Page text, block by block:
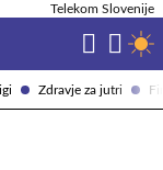
Zdravje za jutri
Telekom Slovenije